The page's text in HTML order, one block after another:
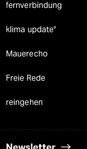
fernverbindung
klima update°
Mauerecho
Freie Rede
reingehen